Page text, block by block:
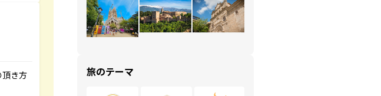
頂き方
旅のテーマ